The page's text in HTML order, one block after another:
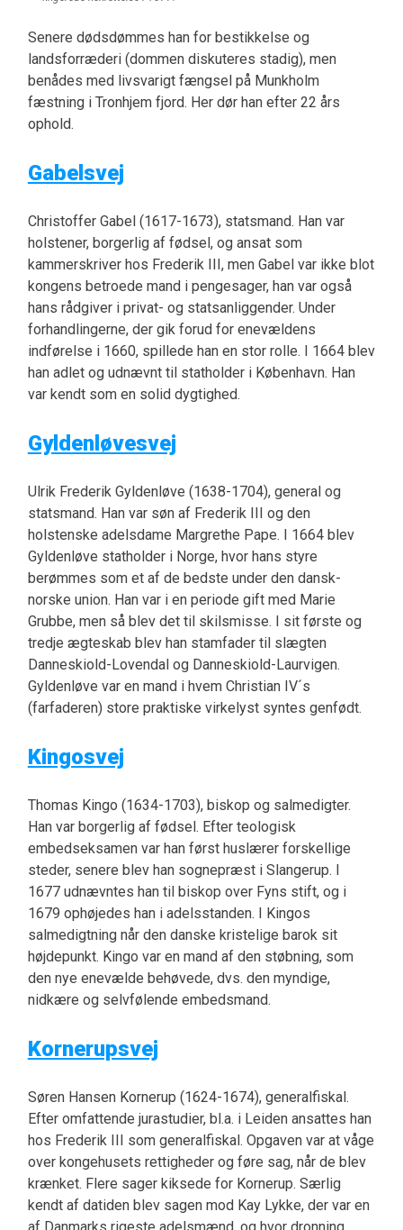
Senere dødsdømmes han for bestikkelse og
landsforræderi (dommen diskuteres stadig), men
benådes med livsvarigt fængsel på Munkholm
fæstning i Tronhjem fjord. Her dør han efter 22 års
ophold.
Gabelsvej
Christoffer Gabel (1617-1673), statsmand. Han var
holstener, borgerlig af fødsel, og ansat som
kammerskriver hos Frederik III, men Gabel var ikke blot
kongens betroede mand i pengesager, han var også
hans rådgiver i privat- og statsanliggender. Under
forhandlingerne, der gik forud for enevældens
indførelse i 1660, spillede han en stor rolle. I 1664 blev
han adlet og udnævnt til statholder i København. Han
var kendt som en solid dygtighed.
Gyldenløvesvej
Ulrik Frederik Gyldenløve (1638-1704), general og
statsmand. Han var søn af Frederik III og den
holstenske adelsdame Margrethe Pape. I 1664 blev
Gyldenløve statholder i Norge, hvor hans styre
berømmes som et af de bedste under den dansk-
norske union. Han var i en periode gift med Marie
Grubbe, men så blev det til skilsmisse. I sit første og
tredje ægteskab blev han stamfader til slægten
Danneskiold-Lovendal og Danneskiold-Laurvigen.
Gyldenløve var en mand i hvem Christian IV´s
(farfaderen) store praktiske virkelyst syntes genfødt.
Kingosvej
Thomas Kingo (1634-1703), biskop og salmedigter.
Han var borgerlig af fødsel. Efter teologisk
embedseksamen var han først huslærer forskellige
steder, senere blev han sognepræst i Slangerup. I
1677 udnævntes han til biskop over Fyns stift, og i
1679 ophøjedes han i adelsstanden. I Kingos
salmedigtning når den danske kristelige barok sit
højdepunkt. Kingo var en mand af den støbning, som
den nye enevælde behøvede, dvs. den myndige,
nidkære og selvfølende embedsmand.
Kornerupsvej
Søren Hansen Kornerup (1624-1674), generalfiskal.
Efter omfattende jurastudier, bl.a. i Leiden ansattes han
hos Frederik III som generalfiskal. Opgaven var at våge
over kongehusets rettigheder og føre sag, når de blev
krænket. Flere sager kiksede for Kornerup. Særlig
kendt af datiden blev sagen mod Kay Lykke, der var en